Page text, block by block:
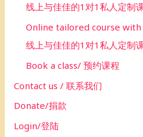
线上与佳佳的1对1私人定制
Online tailored course
线上与佳佳的1对1私人定制
Book a class/ 预约课程
Contact us / 联系我们
Donate/捐款
Login/登陆